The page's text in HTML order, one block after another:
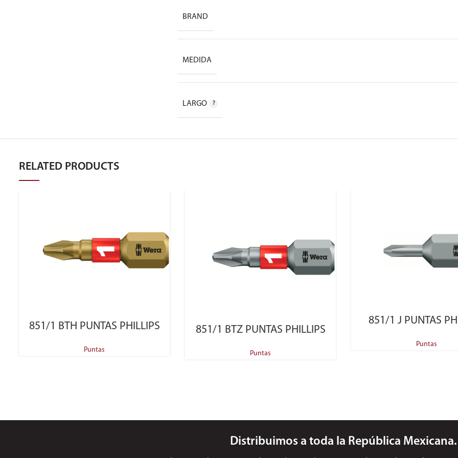
BRAND
MEDIDA
LARGO
RELATED PRODUCTS
851/1 BTH PUNTAS PHILLIPS
Puntas
851/1 BTZ PUNTAS PHILLIPS
Puntas
851/1 J PUNTAS
Puntas
Distribuimos a toda la República Mexicana.